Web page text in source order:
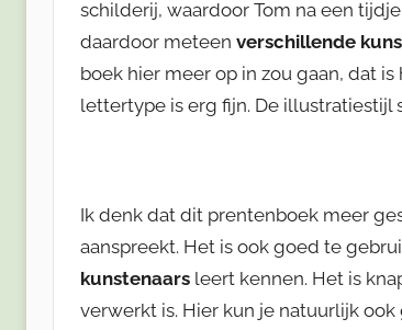
schilderij, waardoor Tom na een
daardoor meteen verschillende
boek hier meer op in zou gaan, dat
lettertype is erg fijn. De illustratiestijl
Ik denk dat dit prentenboek meer
aanspreekt. Het is ook goed te
kunstenaars leert kennen. Het is
verwerkt is. Hier kun je natuurlijk ook